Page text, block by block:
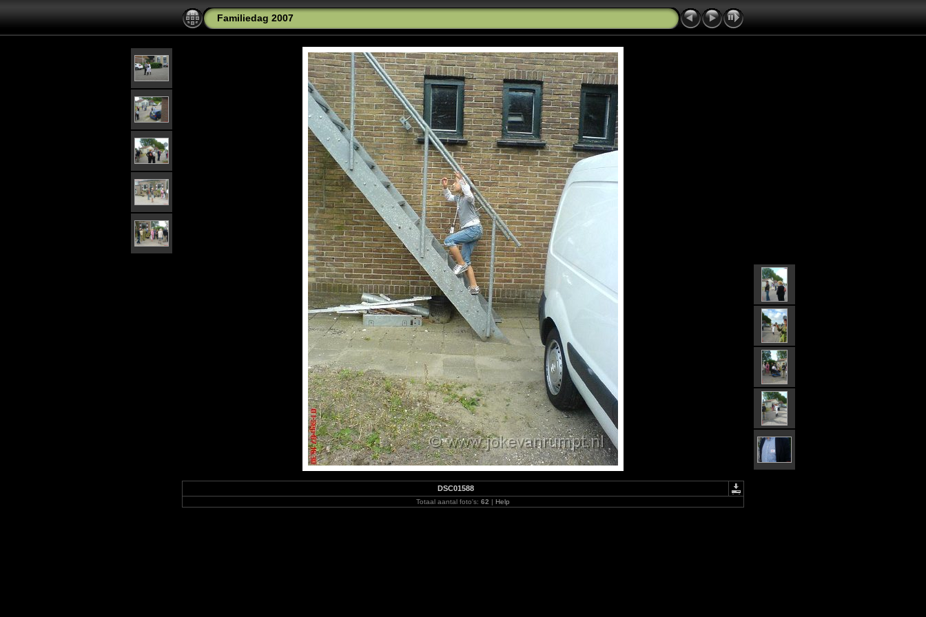
Familiedag 2007
DSC01588
Totaal aantal foto's: 62 | Help